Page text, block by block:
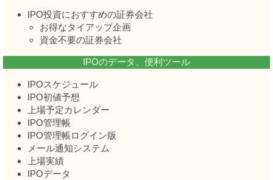
IPO投資におすすめの証券会社
お得なタイアップ企画
資金不要の証券会社
IPOのデータ、便利ツール
IPOスケジュール
IPO初値予想
上場予定カレンダー
IPO管理帳
IPO管理帳ログイン版
メール通知システム
上場実績
IPOデータ